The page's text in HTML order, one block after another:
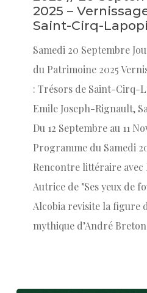
2025 –
Saint-Cirq-
Samedi 20 Septembre
du Patrimoine 2025
: Trésors de Saint-Cirq-
Emile Joseph-Rignault,
Du 12 Septembre au 11
Programme du Samedi
Rencontre littéraire avec
Autrice de "Ses yeux de
Alcobia revisite la figure
mythique d’André